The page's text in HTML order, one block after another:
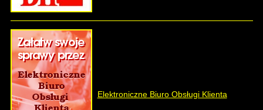
Elektroniczne Biuro Obsługi Klienta